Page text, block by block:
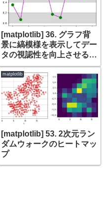
[matplotlib] 36. グラフ背
景に縞模様を表示してデー
タの視認性を向上させる方
法
matplotlib
[matplotlib] 53. 2次元ラン
ダムウォークのヒートマッ
プ